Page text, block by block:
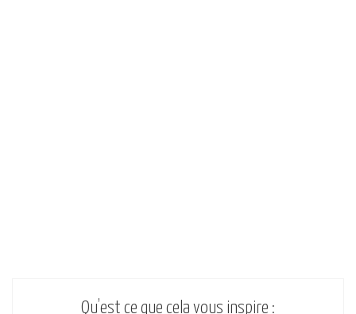
Qu’est ce que cela vous inspire :